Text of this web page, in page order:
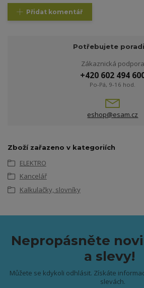
Přidat komentář
Potřebujete
Zákaznická podpora
+420 602 494
Po-Pá, 9-16 hod.
eshop@esam.cz
Zboží zařazeno v kategoriích
ELEKTRO
Kancelář
Kalkulačky, slovníky
Nepropásněte
a slevy!
Můžete se kdykoli odhlásit. Získáte
slevách.